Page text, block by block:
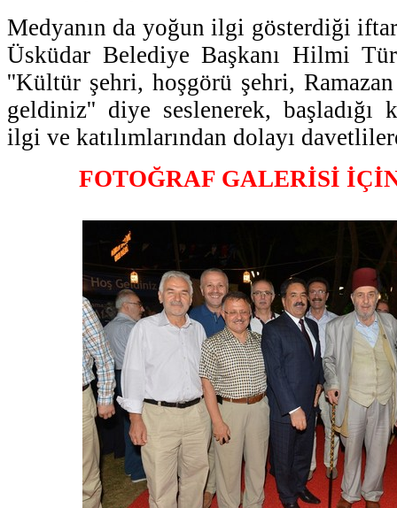
Medyanın da yoğun ilgi gösterdiği
Üsküdar Belediye Başkanı Hilmi
''Kültür şehri, hoşgörü şehri,
geldiniz'' diye seslenerek, başladığı
ilgi ve katılımlarından dolayı
FOTOĞRAF GALERİSİ